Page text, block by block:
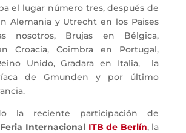
el lugar número tres, después de
Alemania y Utrecht en los Paises
nosotros, Brujas en Bélgica,
Croacia, Coimbra en Portugal,
Unido, Gradara en Italia, la
de Gmunden y por último
la reciente participación de
Feria Internacional ITB de Berlín, la